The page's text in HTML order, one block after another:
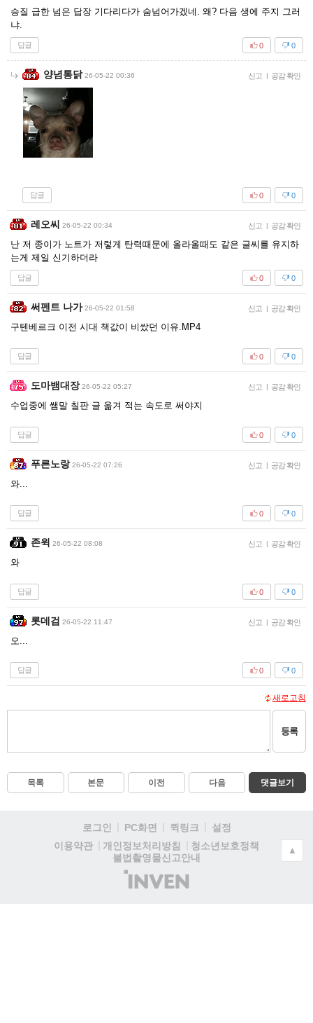
승질 급한 넘은 답장 기다리다가 숨넘어가겠네. 왜? 다음 생에 주지 그러
냐.
답글 0
0
양념통닭 26-05-22 00:36 신고 | 공감 확인
답글 0
0
레오씨 26-05-22 00:34 신고 | 공감 확인
난 저 종이가 노트가 저렇게 탄력때문에 올라올때도 같은 글씨를 유지하
는게 제일 신기하더라
답글 0
0
써펜트 나가 26-05-22 01:58 신고 | 공감 확인
구텐베르크 이전 시대 책값이 비쌌던 이유.MP4
답글 0
0
도마뱀대장 26-05-22 05:27 신고 | 공감 확인
수업중에 쌤말 칠판 글 옮겨 적는 속도로 써야지
답글 0
0
푸른노랑 26-05-22 07:26 신고 | 공감 확인
와...
답글 0
0
존윅 26-05-22 08:08 신고 | 공감 확인
와
답글 0
0
롯데검 26-05-22 11:47 신고 | 공감 확인
오...
답글 0
0
새로고침
등록
목록 본문 이전 다음 댓글보기
로그인 PC화면 퀵링크
설정
이용약관
개인정보처리방침
청소년보호정책
불법촬영물신고안내
(주)
인
▲